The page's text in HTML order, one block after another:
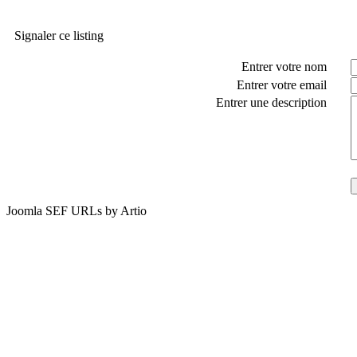
Signaler ce listing
Entrer votre nom
Entrer votre email
Entrer une description
Joomla SEF URLs by Artio